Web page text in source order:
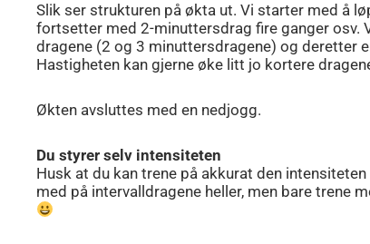
Slik ser strukturen på økta ut. Vi starter med å
fortsetter med 2-minuttersdrag fire ganger osv.
dragene (2 og 3 minuttersdragene) og deretter
Hastigheten kan gjerne øke litt jo kortere
Økten avsluttes med en nedjogg.
Du styrer selv intensiteten
Husk at du kan trene på akkurat den
med på intervalldragene heller, men bare trene